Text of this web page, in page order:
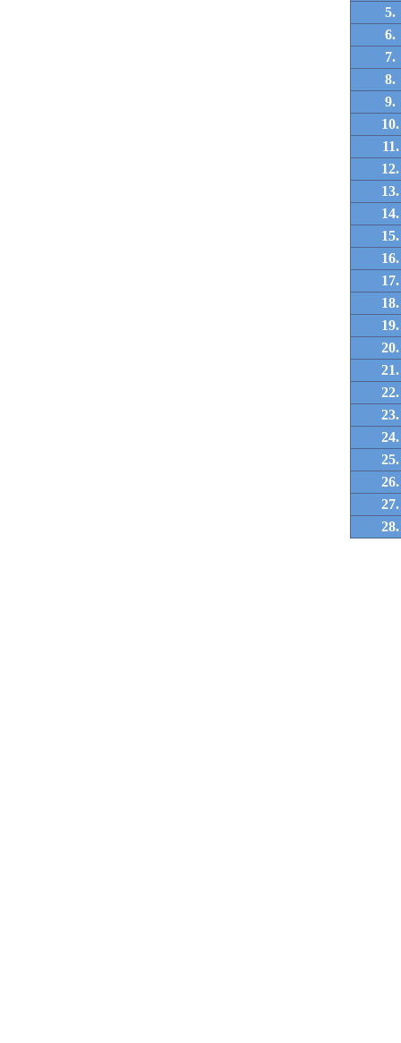
5.
6.
7.
8.
9.
10.
11.
12.
13.
14.
15.
16.
17.
18.
19.
20.
21.
22.
23.
24.
25.
26.
27.
28.